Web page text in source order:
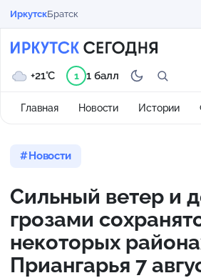
ИркутскБратск
Главная Новости Истории
+21°C 1 1 балл
Новости
Сильный ветер и
грозами
некоторых
Приангарья 7